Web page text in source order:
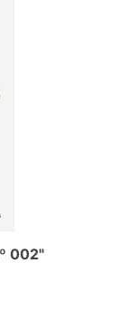
002"